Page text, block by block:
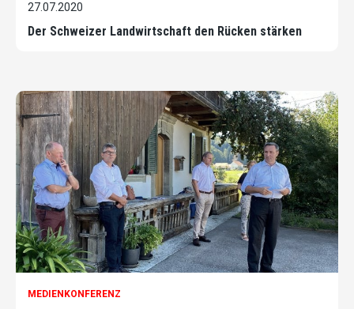
27.07.2020
Der Schweizer Landwirtschaft den Rücken stärken
MEDIENKONFERENZ